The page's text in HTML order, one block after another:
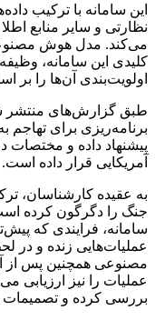
این سامانه با ترکیب
نظارتی و سایر منابع
کلیدی این سامانه،
اولویت‌بندی آن‌ها را
پیشنهاد داده و مختصات
آمریکایی قرار داده است.
به عقیده کارشناسان،
جنگ را دگرگون کرده
سامانه، فرایندی که
عملیات‌هایی زنده و در
مصنوعی همچنین پس از
عملیات را نیز ارزیابی
بررسی کرده و تصمیمات